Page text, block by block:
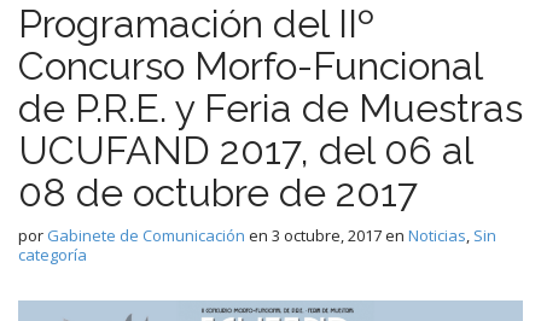
Programación del IIº
Concurso Morfo-Funcional
de P.R.E. y Feria de Muestras
UCUFAND 2017, del 06 al
08 de octubre de 2017
por Gabinete de Comunicación en 3 octubre, 2017en Noticias Sin
categoría